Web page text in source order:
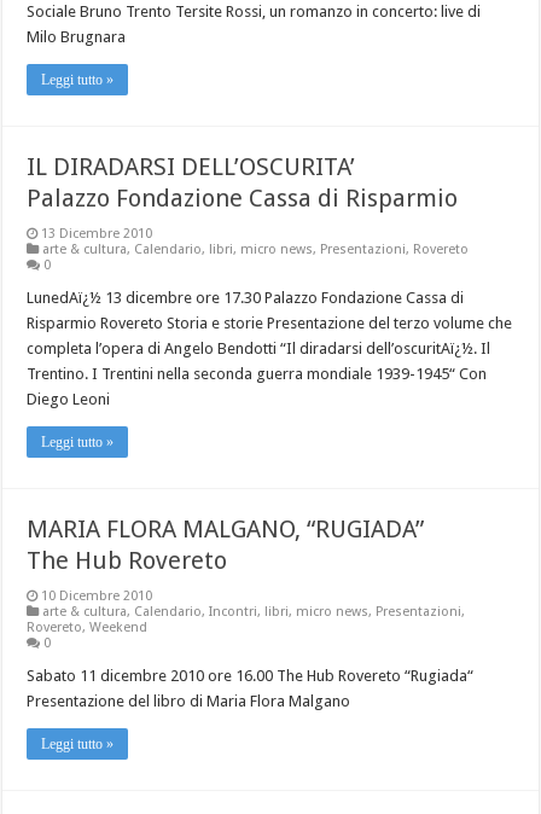
Sociale Bruno Trento Tersite Rossi, un romanzo in concerto: live di
Milo Brugnara
Leggi tutto »
IL DIRADARSI DELL’OSCURITA’
Palazzo Fondazione Cassa di Risparmio
13 Dicembre 2010
arte & cultura, Calendario, libri, micro news, Presentazioni, Rovereto
0
LunedAï¿½ 13 dicembre ore 17.30 Palazzo Fondazione Cassa di
Risparmio Rovereto Storia e storie Presentazione del terzo volume che
completa l’opera di Angelo Bendotti “Il diradarsi dell’oscuritAï¿½. Il
Trentino. I Trentini nella seconda guerra mondiale 1939-1945“ Con
Diego Leoni
Leggi tutto »
MARIA FLORA MALGANO, “RUGIADA”
The Hub Rovereto
10 Dicembre 2010
arte & cultura, Calendario,Incontri, libri, micro news, Presentazioni,
Rovereto,Weekend
0
Sabato 11 dicembre 2010 ore 16.00 The Hub Rovereto “Rugiada“
Presentazione del libro di Maria Flora Malgano
Leggi tutto »